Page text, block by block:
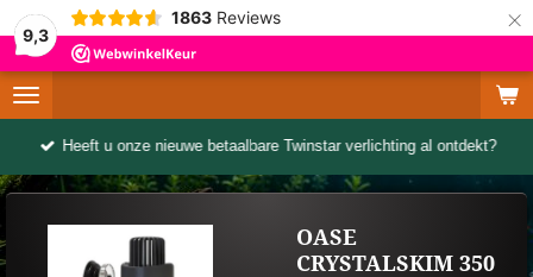
9,3
1863 Reviews ×
Heeft u onze nieuwe betaalbare Twinstar verlichting al ontdekt?
OASE
CRYSTALSKIM 350